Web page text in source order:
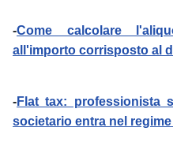
-Come calcolare
all'importo corrisposto al
-Flat tax: professionista
societario entra nel